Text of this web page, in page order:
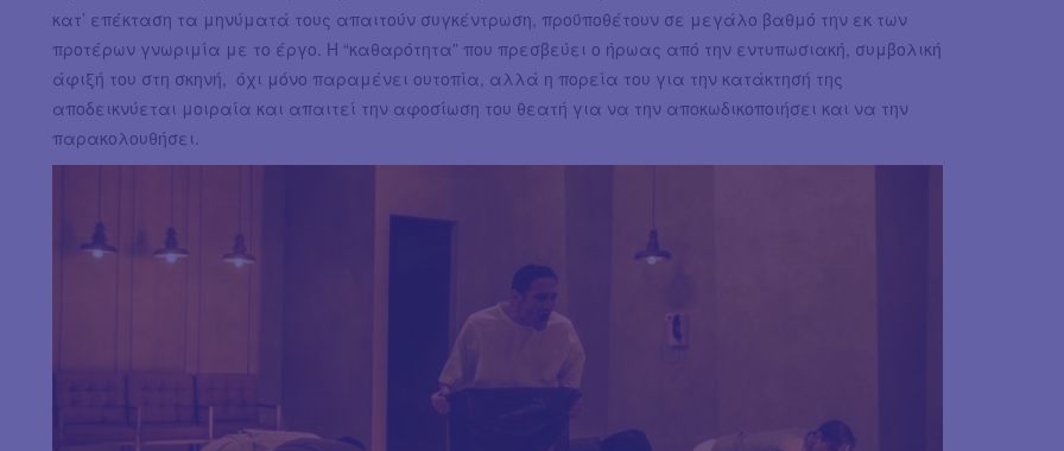
κατ’ επέκταση τα μηνύματά τους απαιτούν συγκέντρωση, προϋποθέτουν σε μεγάλο βαθμό την εκ των
προτέρων γνωριμία με το έργο. Η “καθαρότητα” που πρεσβεύει ο ήρωας από την εντυπωσιακή, συμβολική
άφιξή του στη σκηνή, όχι μόνο παραμένει ουτοπία, αλλά η πορεία του για την κατάκτησή της
αποδεικνύεται μοιραία και απαιτεί την αφοσίωση του θεατή για να την αποκωδικοποιήσει και να την
παρακολουθήσει.